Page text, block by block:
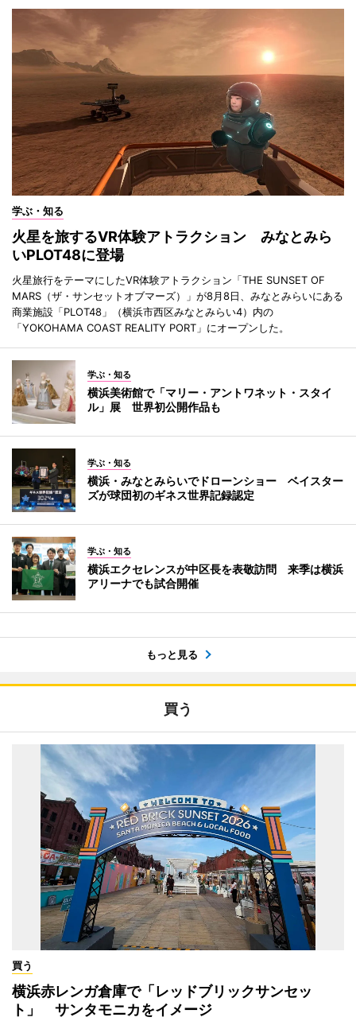
学ぶ・知る
火星を旅するVR体験アトラクション みなとみら
いPLOT48に登場
火星旅行をテーマにしたVR体験アトラクション「THE SUNSET OF
MARS（ザ・サンセットオブマーズ）」が8月8日、みなとみらいにある
商業施設「PLOT48」（横浜市西区みなとみらい4）内の
「YOKOHAMA COAST REALITY PORT」にオープンした。
学ぶ・知る
横浜美術館で「マリー・アントワネット・スタイ
ル」展 世界初公開作品も
学ぶ・知る
横浜・みなとみらいでドローンショー ベイスター
ズが球団初のギネス世界記録認定
学ぶ・知る
横浜エクセレンスが中区長を表敬訪問 来季は横浜
アリーナでも試合開催
もっと見る
買う
買う
横浜赤レンガ倉庫で「レッドブリックサンセッ
ト」 サンタモニカをイメージ